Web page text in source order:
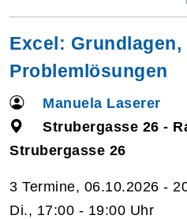
Excel: Grundlagen,
Problemlösungen
Manuela Laserer
Strubergasse 26 -
Strubergasse 26
3 Termine, 06.10.2026 -
Di., 17:00 - 19:00 Uhr